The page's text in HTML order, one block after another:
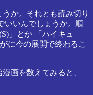
か。それとも読み切り
いいんでしょうか。順
」とか 「ハイキュ
に今の展開で終わるこ
画を数えてみると、